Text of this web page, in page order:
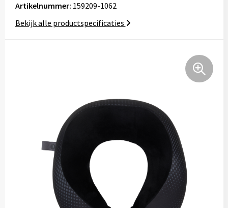
Relatiegeschenken
Artikelnummer: 159209-1062
Bekijk alle productspecificaties